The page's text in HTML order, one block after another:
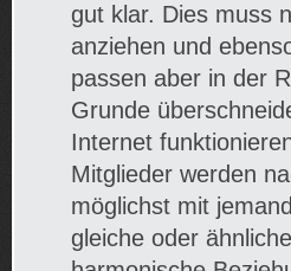
gut klar. Dies muss
anziehen und
passen aber in der
Grunde
Internet
Mitglieder werden
möglichst mit
gleiche oder